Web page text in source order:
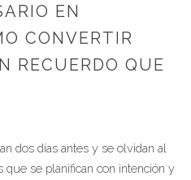
EN
CONVERTIR
RECUERDO QUE
dos días antes y se olvidan al
que se planifican con intención y